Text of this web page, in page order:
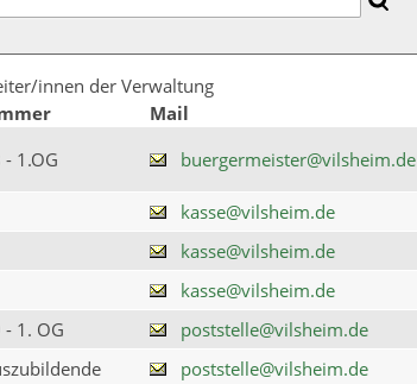
innen der Verwaltung
Mail
- 1.OG buergermeister@vilsheim.de
kasse@vilsheim.de
kasse@vilsheim.de
kasse@vilsheim.de
- 1. OG
poststelle@vilsheim.de
poststelle@vilsheim.de